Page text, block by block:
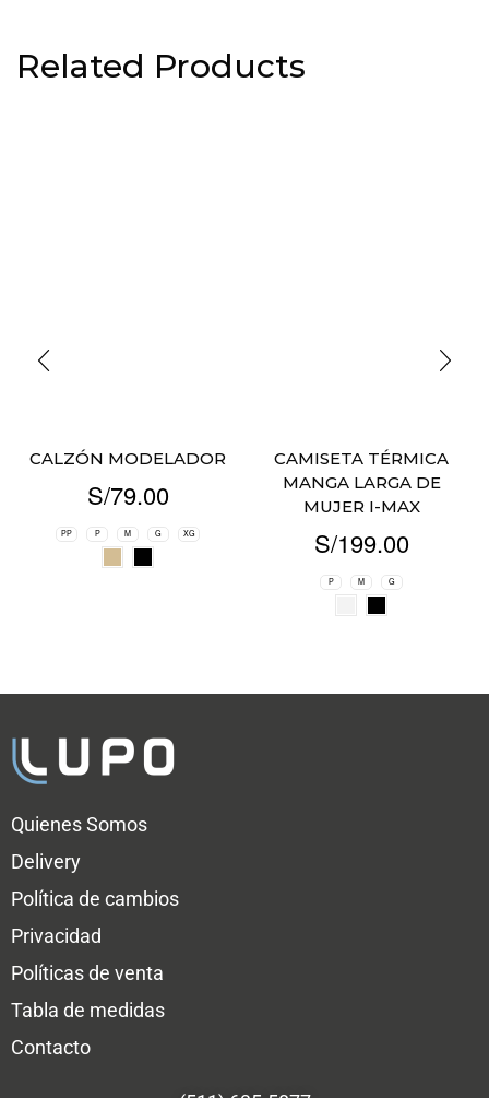
Related Products
CALZÓN MODELADOR
S/79.00
PP P M G XG
CAMISETA TÉRMICA
MANGA LARGA DE
MUJER I-MAX
S/199.00
P M G
Quienes Somos
Delivery
Política de cambios
Privacidad
Políticas de venta
Tabla de medidas
Contacto